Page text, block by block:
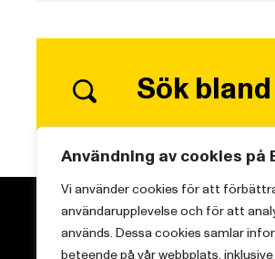
Användning av cookies
Vi använder cookies för att
användarupplevelse och för att
används. Dessa cookies samlar
beteende på vår webbplats,
Sök